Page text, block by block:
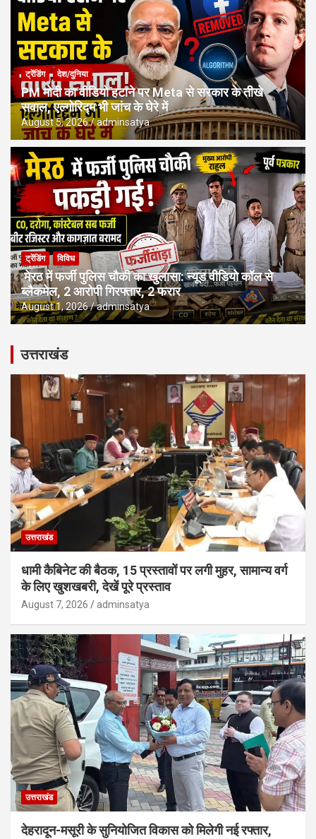
ट्रेंडिंग देश/दुनिया
PM मोदी का वीडियो हटाने पर Meta से सरकार के तीखे
सवाल, एल्गोरिद्म भी जांच के घेरे में
August 5, 2026 adminsatya
ट्रेंडिंग विविध
मेरठ में फर्जी पुलिस चौकी का खुलासा: न्यूड वीडियो कॉल से
ब्लैकमेल, 2 आरोपी गिरफ्तार, 2 फरार
August 1, 2026 adminsatya
उत्तराखंड
उत्तराखंड
धामी कैबिनेट की बैठक, 15 प्रस्तावों पर लगी मुहर, सामान्य वर्ग
के लिए खुशखबरी, देखें पूरे प्रस्ताव
August 7, 2026 adminsatya
उत्तराखंड
देहरादून-मसूरी के सुनियोजित विकास को मिलेगी नई रफ्तार,